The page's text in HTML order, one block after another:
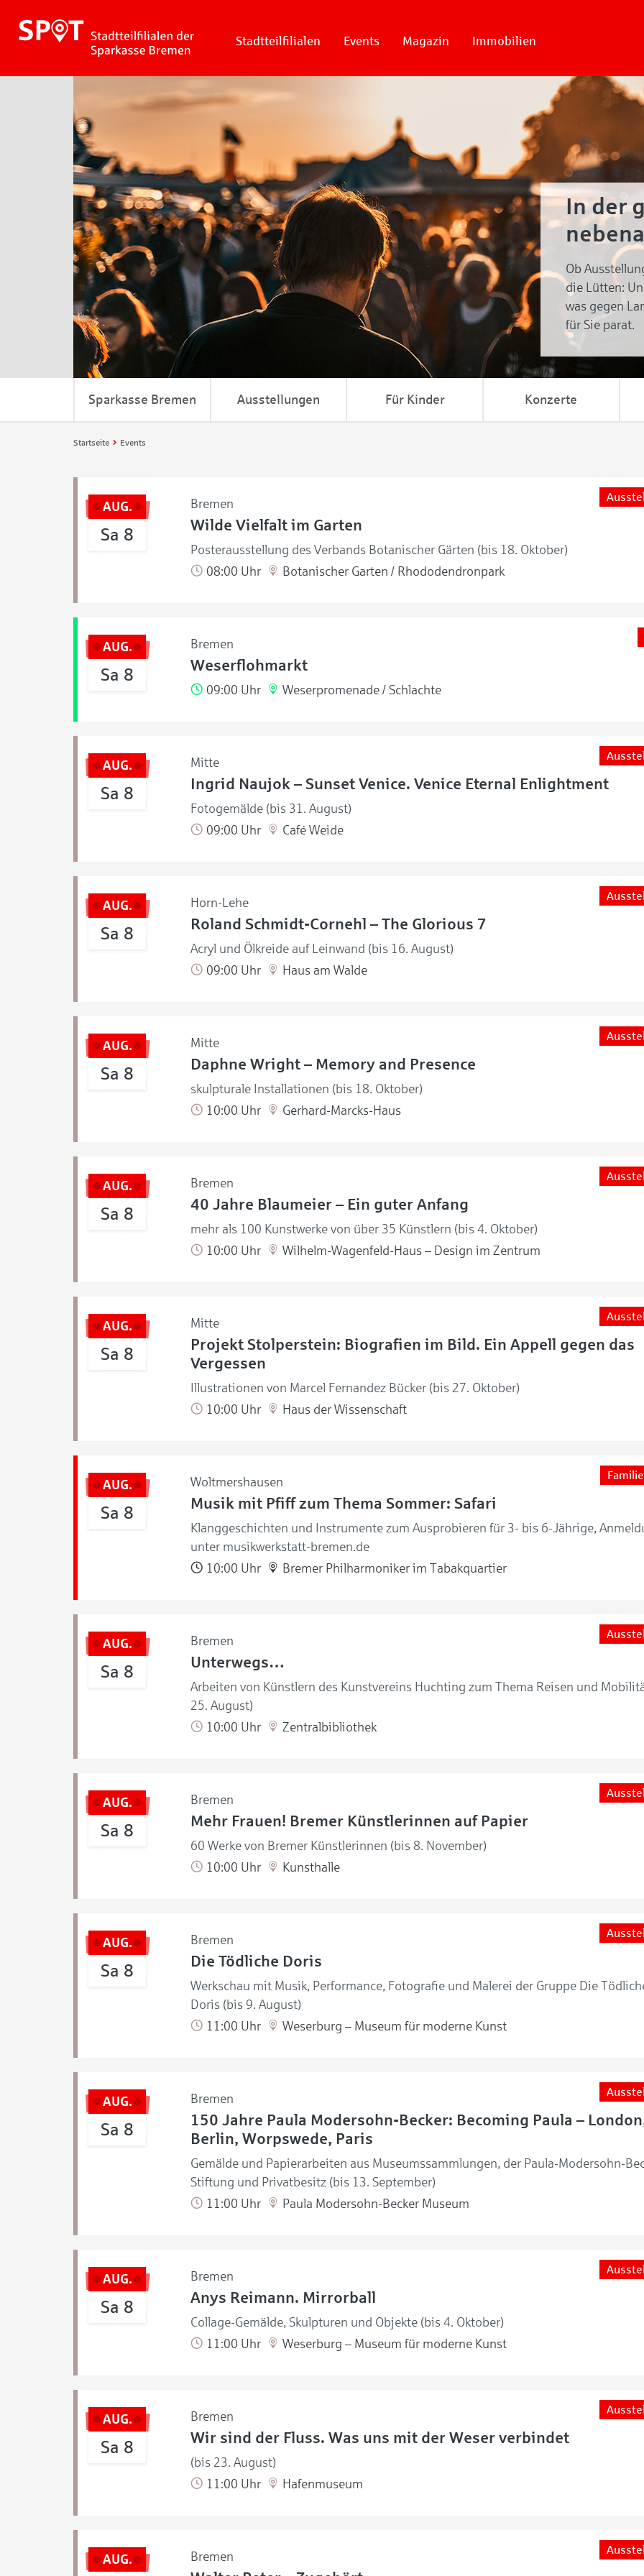
Stadtteilfilialen Events Magazin Immobilien
In der
Ob
die Lütten:
was gegen
für Sie parat.
Sparkasse Bremen Ausstellungen Für Kinder Konzerte
Startseite Events
AUG.
Sa 8
Bremen
Wilde Vielfalt im Garten
Posterausstellung des Verbands Botanischer Gärten (bis 18. Oktober)
08:00 Uhr
Botanischer Garten / Rhododendronpark
AUG.
Sa 8
Bremen
Weserflohmarkt
09:00 Uhr Weserpromenade / Schlachte
AUG.
Sa 8
Mitte
Ingrid Naujok – Sunset Venice. Venice Eternal Enlightment
Fotogemälde (bis 31. August)
09:00 Uhr
Café Weide
AUG.
Sa 8
Horn-Lehe
Roland Schmidt-Cornehl – The Glorious 7
Acryl und Ölkreide auf Leinwand (bis 16. August)
09:00 Uhr
Haus am Walde
AUG.
Sa 8
Mitte
Daphne Wright – Memory and Presence
skulpturale Installationen (bis 18. Oktober)
10:00 Uhr
Gerhard-Marcks-Haus
AUG.
Sa 8
Bremen
40 Jahre Blaumeier – Ein guter Anfang
mehr als 100 Kunstwerke von über 35 Künstlern (bis 4. Oktober)
10:00 Uhr
Wilhelm-Wagenfeld-Haus – Design im Zentrum
AUG.
Sa 8
Mitte
Projekt Stolperstein: Biografien im Bild. Ein Appell gegen das
Vergessen
Illustrationen von Marcel Fernandez Bücker (bis 27. Oktober)
10:00 Uhr
Haus der Wissenschaft
AUG.
Sa 8
Woltmershausen
Musik mit Pfiff zum Thema Sommer: Safari
Klanggeschichten und Instrumente zum Ausprobieren für 3- bis 6-Jährige,
unter musikwerkstatt-bremen.de
10:00 Uhr
Bremer Philharmoniker im Tabakquartier
AUG.
Sa 8
Bremen
Unterwegs…
Arbeiten von Künstlern des Kunstvereins Huchting zum Thema Reisen und
25. August)
10:00 Uhr
Zentralbibliothek
AUG.
Sa 8
Bremen
Mehr Frauen! Bremer Künstlerinnen auf Papier
60 Werke von Bremer Künstlerinnen (bis 8. November)
10:00 Uhr
Kunsthalle
AUG.
Sa 8
Bremen
Die Tödliche Doris
Werkschau mit Musik, Performance, Fotografie und Malerei der Gruppe Die
Doris (bis 9. August)
11:00 Uhr
Weserburg – Museum für moderne Kunst
AUG.
Sa 8
Bremen
150 Jahre Paula Modersohn-Becker: Becoming Paula –
Berlin, Worpswede, Paris
Gemälde und Papierarbeiten aus Museumssammlungen, der Paula-Modersohn-
Stiftung und Privatbesitz (bis 13. September)
11:00 Uhr
Paula Modersohn-Becker Museum
AUG.
Sa 8
Bremen
Anys Reimann. Mirrorball
Collage-Gemälde, Skulpturen und Objekte (bis 4. Oktober)
11:00 Uhr
Weserburg – Museum für moderne Kunst
AUG.
Sa 8
Bremen
Wir sind der Fluss. Was uns mit der Weser verbindet
(bis 23. August)
11:00 Uhr
Hafenmuseum
AUG. Bremen